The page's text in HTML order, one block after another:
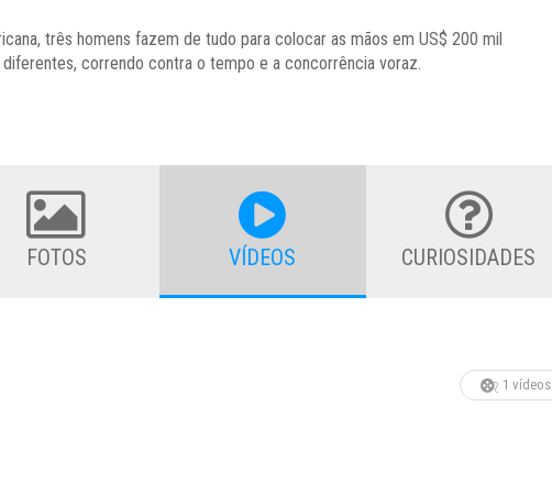
três homens fazem de tudo para colocar as mãos em US$ 200 mil
correndo contra o tempo e a concorrência voraz.
FOTOS VÍDEOS CURIOSIDADES
1 vídeos